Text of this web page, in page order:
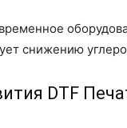
снижению
DTF